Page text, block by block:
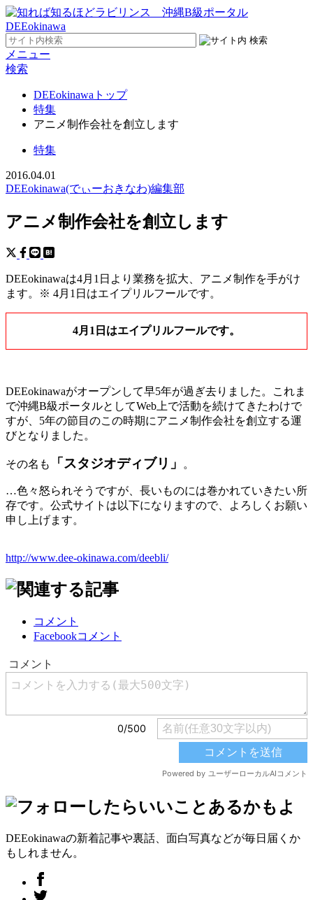
メニュー
検索
DEEokinawaトップ
特集
アニメ制作会社を創立します
特集
2016.04.01
DEEokinawa(でぃーおきなわ)編集部
アニメ制作会社を創立します
DEEokinawaは4月1日より業務を拡大、アニメ制作を手がけ
ます。※ 4月1日はエイプリルフールです。
4月1日はエイプリルフールです。
DEEokinawaがオープンして早5年が過ぎ去りました。これま
で沖縄B級ポータルとしてWeb上で活動を続けてきたわけで
すが、5年の節目のこの時期にアニメ制作会社を創立する運
びとなりました。
その名も 「スタジオディブリ」 。
…色々怒られそうですが、長いものには巻かれていきたい所
存です。公式サイトは以下になりますので、よろしくお願い
申し上げます。
http://www.dee-okinawa.com/deebli/
コメント
Facebookコメント
DEEokinawaの新着記事や裏話、面白写真などが毎日届くか
もしれません。